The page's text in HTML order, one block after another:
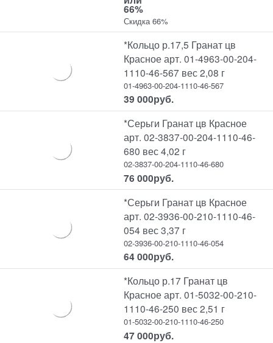
66%
Скидка 66%
*Кольцо р.17,5 Гранат цв
Красное арт. 01-4963-00-204-
1110-46-567 вес 2,08 г
01-4963-00-204-1110-46-567
39 000руб.
*Серьги Гранат цв Красное
арт. 02-3837-00-204-1110-46-
680 вес 4,02 г
02-3837-00-204-1110-46-680
76 000руб.
*Серьги Гранат цв Красное
арт. 02-3936-00-210-1110-46-
054 вес 3,37 г
02-3936-00-210-1110-46-054
64 000руб.
*Кольцо р.17 Гранат цв
Красное арт. 01-5032-00-210-
1110-46-250 вес 2,51 г
01-5032-00-210-1110-46-250
47 000руб.